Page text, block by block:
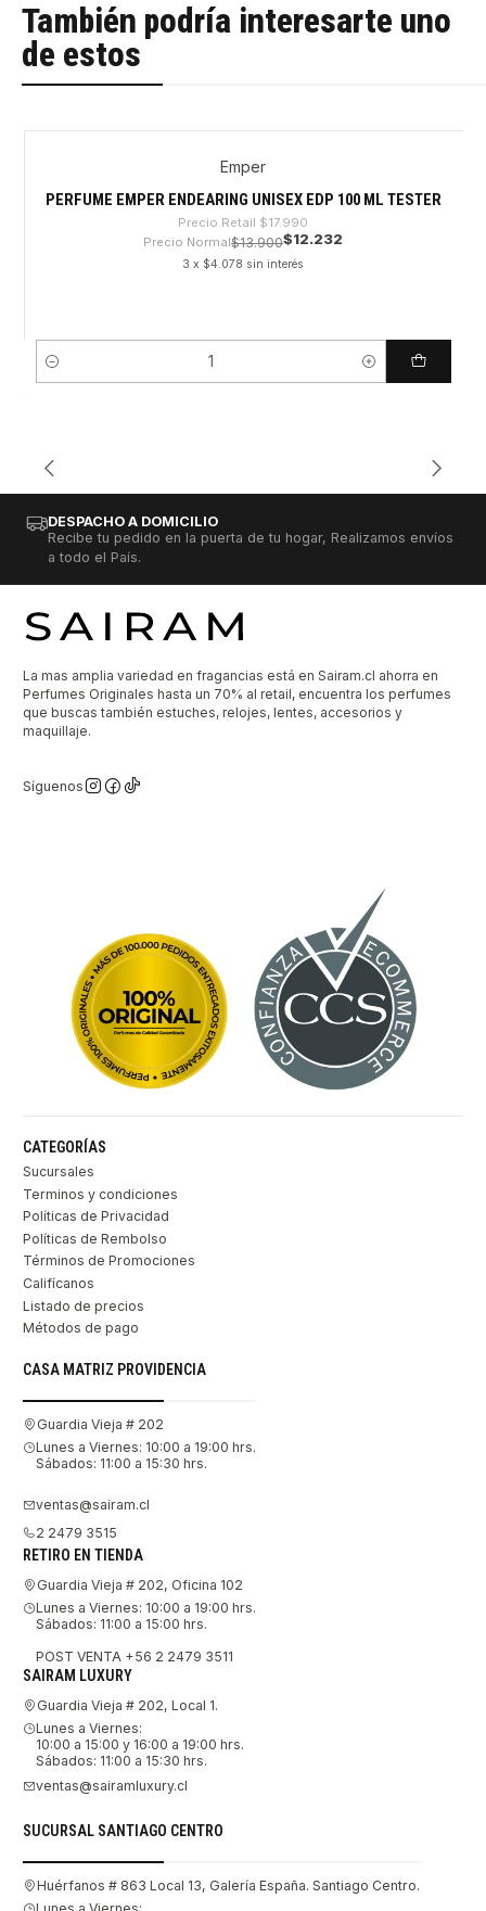
También podría interesarte uno
de estos
Emper
PERFUME EMPER ENDEARING UNISEX EDP 100 ML TESTER
Precio Retail $17.990
Precio Normal$13.900$12.232
3 x $4.078 sin interés
Cantidad
DESPACHO A DOMICILIO
Recibe tu pedido en la puerta de tu hogar, Realizamos envíos
a todo el País.
La mas amplia variedad en fragancias está en Sairam.cl ahorra en
Perfumes Originales hasta un 70% al retail, encuentra los perfumes
que buscas también estuches, relojes, lentes, accesorios y
maquillaje.
Síguenos
CATEGORÍAS
Sucursales
Terminos y condiciones
Políticas de Privacidad
Políticas de Rembolso
Términos de Promociones
Califícanos
Listado de precios
Métodos de pago
CASA MATRIZ PROVIDENCIA
Guardia Vieja # 202
Lunes a Viernes: 10:00 a 19:00 hrs.
Sábados: 11:00 a 15:30 hrs.
ventas@sairam.cl
2 2479 3515
RETIRO EN TIENDA
Guardia Vieja # 202, Oficina 102
Lunes a Viernes: 10:00 a 19:00 hrs.
Sábados: 11:00 a 15:00 hrs.
POST VENTA +56 2 2479 3511
SAIRAM LUXURY
Guardia Vieja # 202, Local 1.
Lunes a Viernes:
10:00 a 15:00 y 16:00 a 19:00 hrs.
Sábados: 11:00 a 15:30 hrs.
ventas@sairamluxury.cl
SUCURSAL SANTIAGO CENTRO
Huérfanos # 863 Local 13, Galería España. Santiago Centro.